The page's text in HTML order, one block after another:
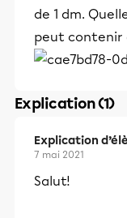
de 1 dm.
peut contenir
Explication (1)
Explication
7 mai 2021
Salut!